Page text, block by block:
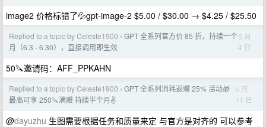
image2 价格标错了💦gpt-image-2 $5.00 / $30.00 → $4.25 / $25.50
Replied to a topic by Celeste1900 › GPT 全系列官方价 85 折，持续一个
月（6.3 - 6.30），直接调用即生效
6 月
4 日
50🔪邀请码：AFF_PPKAHN
Replied to a topic by Celeste1900 › GPT 全系列消耗返赠 25% 活动🎁
最高可享 250🔪满赠 持续半个月✌️
5 月
11 日
@dayuzhu 生图需要根据任务和质量来定 与官方是对齐的 可以参考